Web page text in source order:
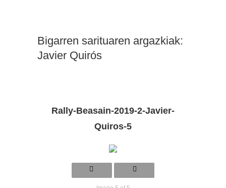
Bigarren sarituaren argazkiak:
Javier Quirós
Rally-Beasain-2019-2-Javier-
Quiros-5